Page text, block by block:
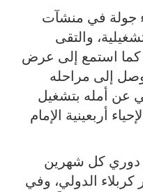
جولة في منشآت
والتقى
كما استمع إلى عرض
إلى مراحله
عن أمله بتشغيل
أربعينية الإمام
دوري كل شهرين
الدولي، وفي